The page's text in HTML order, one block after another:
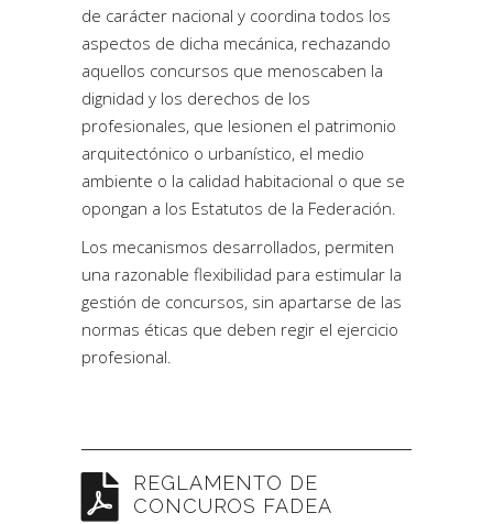
de carácter nacional y coordina todos los
aspectos de dicha mecánica, rechazando
aquellos concursos que menoscaben la
dignidad y los derechos de los
profesionales, que lesionen el patrimonio
arquitectónico o urbanístico, el medio
ambiente o la calidad habitacional o que se
opongan a los Estatutos de la Federación.
Los mecanismos desarrollados, permiten
una razonable flexibilidad para estimular la
gestión de concursos, sin apartarse de las
normas éticas que deben regir el ejercicio
profesional.
REGLAMENTO DE
CONCUROS FADEA